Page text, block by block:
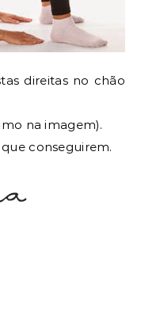
direitas no chão
na imagem).
conseguirem.